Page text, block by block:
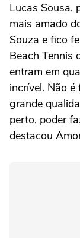
Lucas Sousa,
mais amado
Souza e fico
Beach Tennis
entram em
incrível. Não
grande
perto, poder
destacou